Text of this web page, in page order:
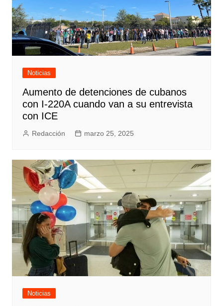
Noticias
Aumento de detenciones de cubanos
con I-220A cuando van a su entrevista
con ICE
Redacción marzo 25, 2025
Noticias